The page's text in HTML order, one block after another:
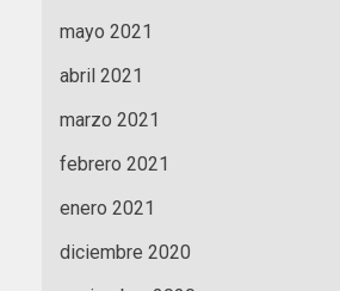
mayo 2021
abril 2021
marzo 2021
febrero 2021
enero 2021
diciembre 2020